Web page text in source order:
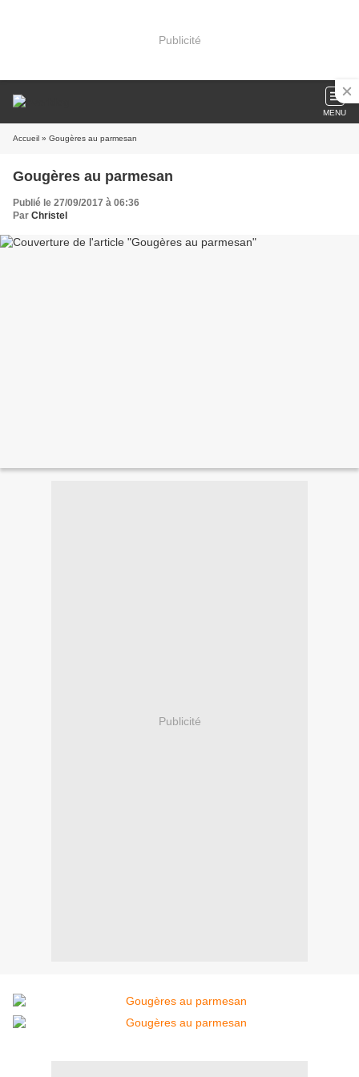
Publicité
MENU
Accueil » Gougères au parmesan
Gougères au parmesan
Publié le 27/09/2017 à 06:36
Par Christel
Publicité